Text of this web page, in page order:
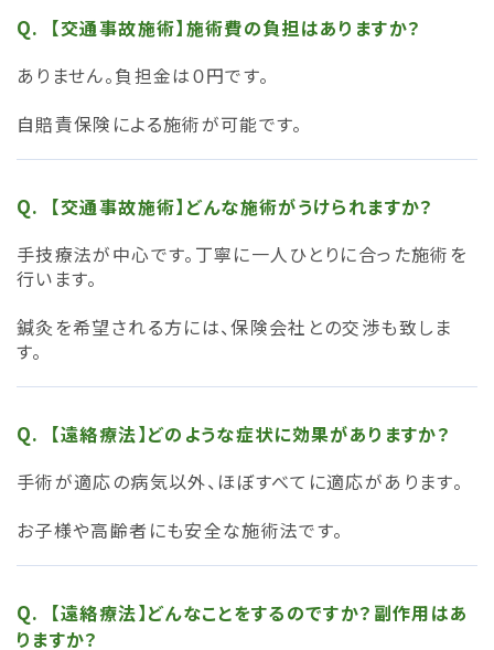
【交通事故施術】施術費の負担はありますか？
ありません。負担金は０円です。
自賠責保険による施術が可能です。
【交通事故施術】どんな施術がうけられますか？
手技療法が中心です。丁寧に一人ひとりに合った施術を
行います。
鍼灸を希望される方には、保険会社との交渉も致しま
す。
【遠絡療法】どのような症状に効果がありますか？
手術が適応の病気以外、ほぼすべてに適応があります。
お子様や高齢者にも安全な施術法です。
【遠絡療法】どんなことをするのですか？副作用はあ
りますか？